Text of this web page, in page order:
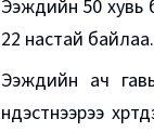
Ээжүүдийн 50
22 настай байлаа.
Ээжүүдийн ач
үндэстнээрээ